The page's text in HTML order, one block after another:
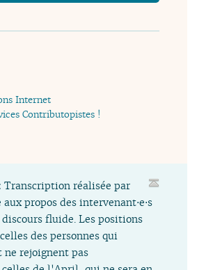
Internet
Contributopistes !
Transcription réalisée par
propos des intervenant⋅e⋅s
fluide. Les positions
des personnes qui
rejoignent pas